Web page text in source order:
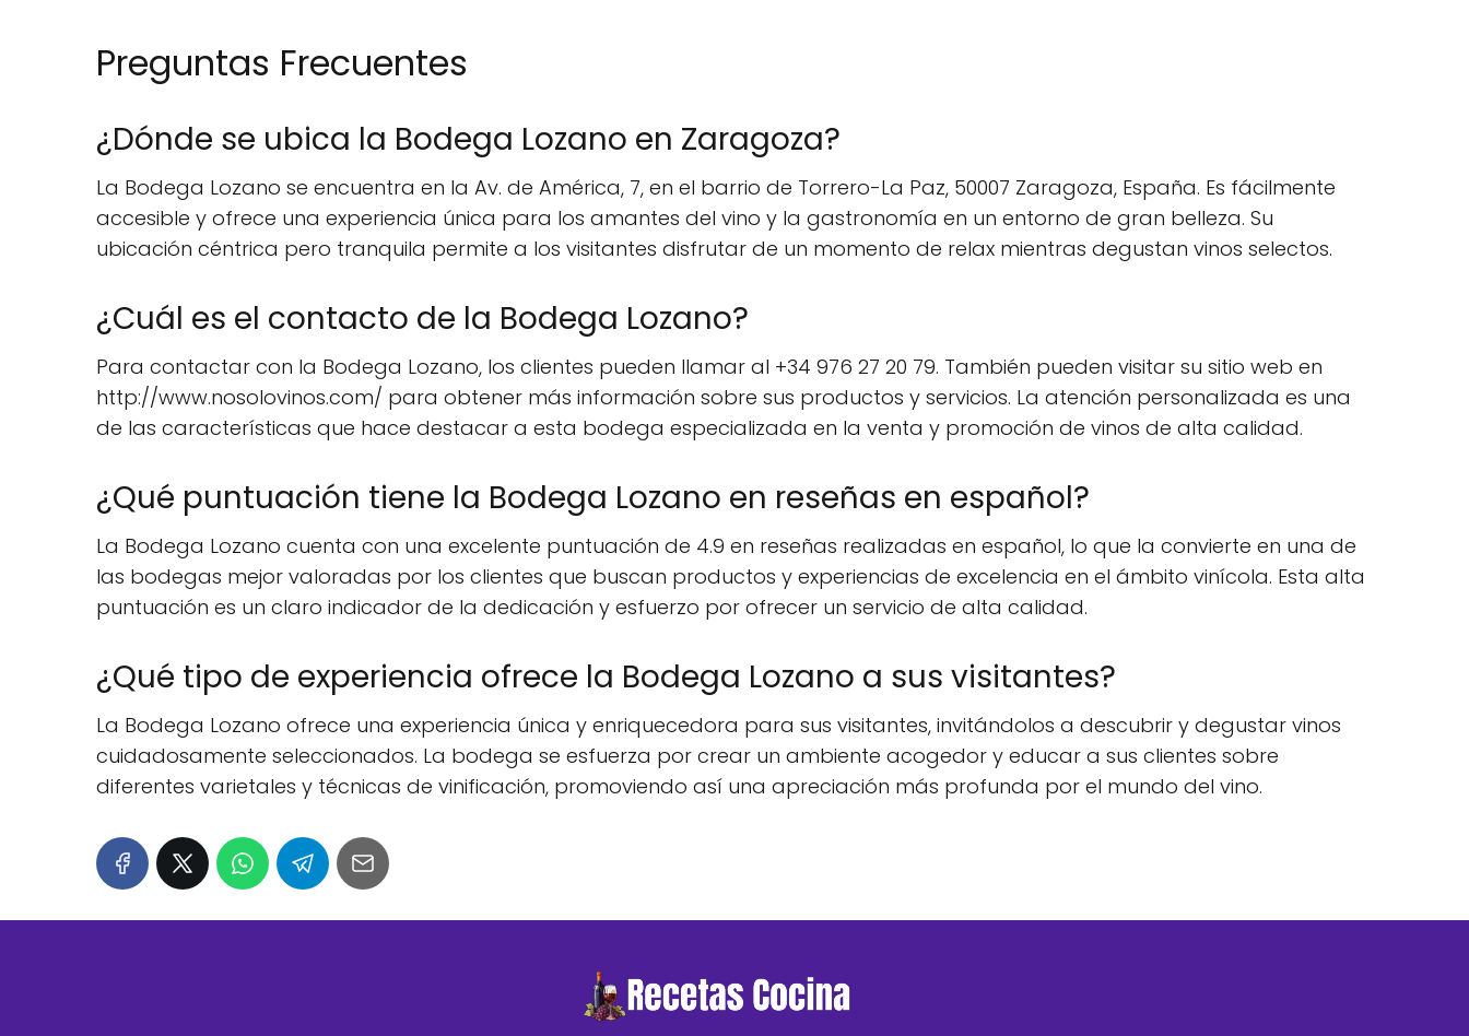
Preguntas Frecuentes
¿Dónde se ubica la Bodega Lozano en Zaragoza?
La Bodega Lozano se encuentra en la Av. de América, 7, en el barrio de Torrero-La Paz, 50007 Zaragoza, España. Es fácilmente
accesible y ofrece una experiencia única para los amantes del vino y la gastronomía en un entorno de gran belleza. Su
ubicación céntrica pero tranquila permite a los visitantes disfrutar de un momento de relax mientras degustan vinos selectos.
¿Cuál es el contacto de la Bodega Lozano?
Para contactar con la Bodega Lozano, los clientes pueden llamar al +34 976 27 20 79. También pueden visitar su sitio web en
http://www.nosolovinos.com/ para obtener más información sobre sus productos y servicios. La atención personalizada es una
de las características que hace destacar a esta bodega especializada en la venta y promoción de vinos de alta calidad.
¿Qué puntuación tiene la Bodega Lozano en reseñas en español?
La Bodega Lozano cuenta con una excelente puntuación de 4.9 en reseñas realizadas en español, lo que la convierte en una de
las bodegas mejor valoradas por los clientes que buscan productos y experiencias de excelencia en el ámbito vinícola. Esta alta
puntuación es un claro indicador de la dedicación y esfuerzo por ofrecer un servicio de alta calidad.
¿Qué tipo de experiencia ofrece la Bodega Lozano a sus visitantes?
La Bodega Lozano ofrece una experiencia única y enriquecedora para sus visitantes, invitándolos a descubrir y degustar vinos
cuidadosamente seleccionados. La bodega se esfuerza por crear un ambiente acogedor y educar a sus clientes sobre
diferentes varietales y técnicas de vinificación, promoviendo así una apreciación más profunda por el mundo del vino.